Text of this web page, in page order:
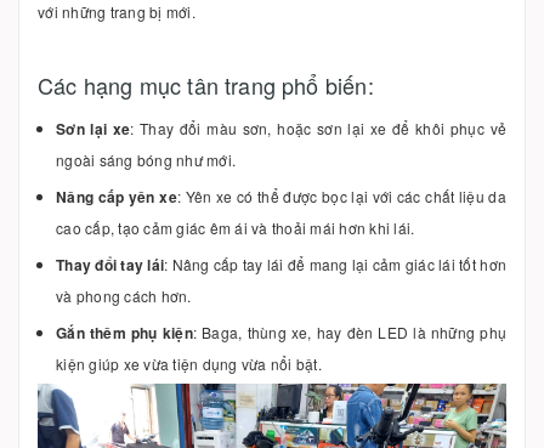
với những trang bị mới.
Các hạng mục tân trang phổ biến:
Sơn lại xe: Thay đổi màu sơn, hoặc sơn lại xe để khôi phục vẻ
ngoài sáng bóng như mới.
Nâng cấp yên xe: Yên xe có thể được bọc lại với các chất liệu da
cao cấp, tạo cảm giác êm ái và thoải mái hơn khi lái.
Thay đổi tay lái: Nâng cấp tay lái để mang lại cảm giác lái tốt hơn
và phong cách hơn.
Gắn thêm phụ kiện: Baga, thùng xe, hay đèn LED là những phụ
kiện giúp xe vừa tiện dụng vừa nổi bật.